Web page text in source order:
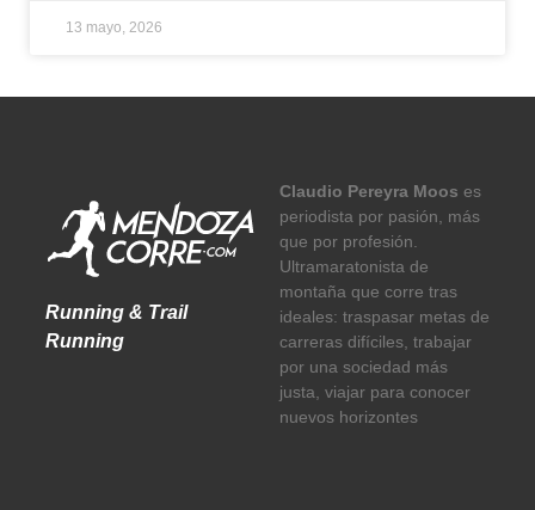
13 mayo, 2026
Running & Trail
Running
Claudio Pereyra Moos es
periodista por pasión, más
que por profesión.
Ultramaratonista de
montaña que corre tras
ideales: traspasar metas de
carreras difíciles, trabajar
por una sociedad más
justa, viajar para conocer
nuevos horizontes